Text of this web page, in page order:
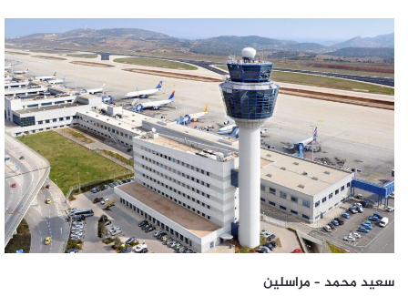
إلكترونيا
سعيد محمد – مراسلين